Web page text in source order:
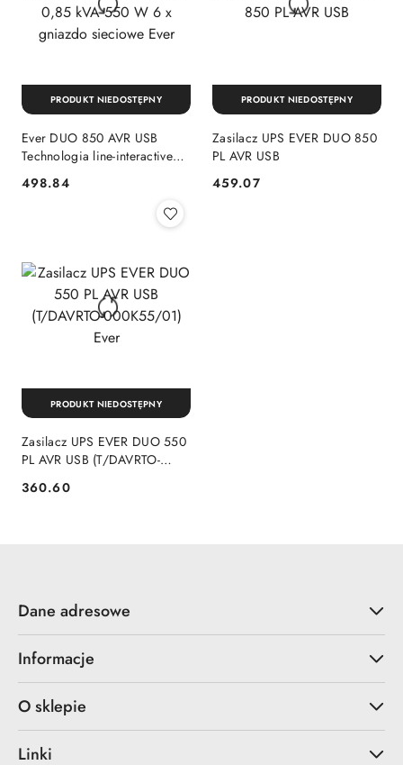
Ever DUO 850 AVR USB
Technologia line-interactive
sieciowe Ever
Cena:
498.84
PRODUKT NIEDOSTĘPNY
Zasilacz UPS EVER DUO 850
PL AVR USB
Cena:
459.07
PRODUKT NIEDOSTĘPNY
Zasilacz UPS EVER DUO 550
PL AVR USB (T/DAVRTO-
Cena:
360.60
PRODUKT NIEDOSTĘPNY
Dane adresowe
Informacje
O sklepie
Linki